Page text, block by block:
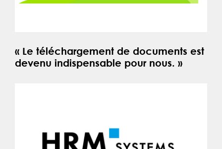
« Le téléchargement de documents est
devenu indispensable pour nous. »